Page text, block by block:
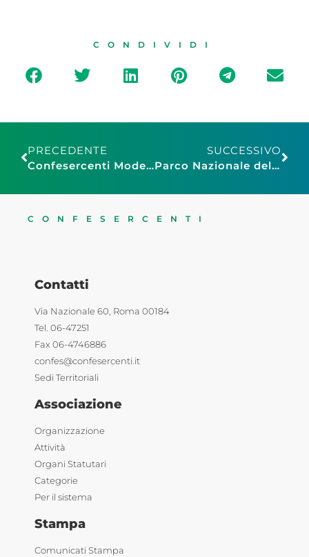
CONDIVIDI
PRECEDENTE
Confesercenti Modena, Sassuolo: consegnato il primo kit del progetto di inclusione “Non sono perfetto ma sono accogliente”
SUCCESSIVO
Parco Nazionale del Cilento, Confesercenti Salerno: “Si avvii adesso la fase di ascolto del territorio e delle sue imprese”
CONFESERCENTI
Contatti
Via Nazionale 60, Roma 00184
Tel. 06-47251
Fax 06-4746886
confes@confesercenti.it
Sedi Territoriali
Associazione
Organizzazione
Attività
Organi Statutari
Categorie
Per il sistema
Stampa
Comunicati Stampa